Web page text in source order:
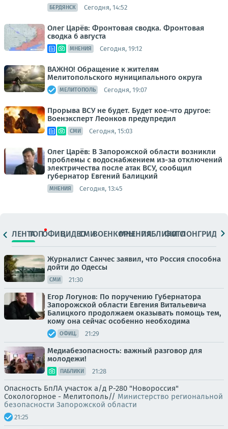
БЕРДЯНСК Сегодня, 14:52
Олег Царёв: Фронтовая сводка. Фронтовая
сводка 6 августа
МНЕНИЯ Сегодня, 19:12
ВАЖНО! Обращение к жителям
Мелитопольского муниципального округа
МЕЛИТОПОЛЬ Сегодня, 19:07
Прорыва ВСУ не будет. Будет кое-что другое:
Военэксперт Леонков предупредил
СМИ Сегодня, 15:03
Олег Царёв: В Запорожской области возникли
проблемы с водоснабжением из-за отключений
электричества после атак ВСУ, сообщил
губернатор Евгений Балицкий
МНЕНИЯ Сегодня, 13:45
ЛЕНТАТОПОФИЦ.ВИДЕОСМИВОЕНКОРЫМНЕНИЯПАБЛИКИ
ФОТОЛОНГРИДЫ
Журналист Санчес заявил, что Россия способна
дойти до Одессы
СМИ 21:30
Егор Логунов: По поручению Губернатора
Запорожской области Евгения Витальевича
Балицкого продолжаем оказывать помощь тем,
кому она сейчас особенно необходима
ОФИЦ. 21:29
Медиабезопасность: важный разговор для
молодежи!
ПАБЛИКИ 21:28
Опасность БпЛА участок а/д Р-280 "Новороссия"
Сокологорное - Мелитополь// Министерство региональной
безопасности Запорожской области
21:25